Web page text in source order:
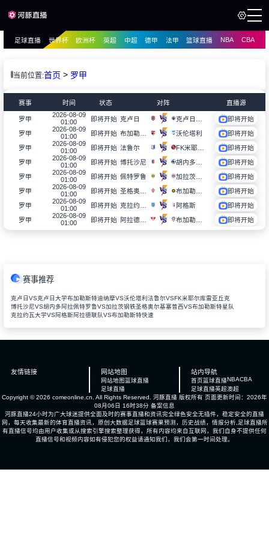
播
足球直播 世界杯 欧洲杯 英超 中超 德甲 法甲 篮球直播 NBA CBA
当前位置:首页 > 罗甲
赛事 时间 状态 对阵 直播源
罗甲
2026-08-09
01:00
即将开始 克卢日
即将开始
罗甲
2026-08-09
01:00
即将开始 沃伦塔利
即将开始
罗甲
2026-08-09
01:00
即将开始 法鲁尔
即将开始
罗甲
2026-08-09
01:00
即将开始 博托沙尼
即将开始
罗甲
2026-08-09
01:00
即将开始 佩特罗鲁
即将开始
罗甲
2026-08-09
01:00
即将开始
即将开始
罗甲
2026-08-09
01:00
即将开始 阿格斯
即将开始
罗甲
2026-08-09
01:00
即将开始 阿拉德联队 即将开始
赛事推荐
克卢日VS克卢日大学布加勒斯特迪纳摩VS沃伦塔利 法鲁尔VSFK米耶尔库雷亚丘克
博托沙尼VS胡内多阿拉佩特罗鲁VS加拉茨钢铁圣格奥尔基塞普西VS布加勒斯特星队
克拉约瓦大学VS阿格斯阿拉德联队VS布加勒斯特快速
友情链接 网站地图
网站地图篮球直播
足球直播
站内导航
首页篮球直播NBACBA
足球直播英超澳超
Copyright © 2026 comeonline.cn. All Rights Reserved. 河豚直播 版权所有 页面更新时间：2026年
08月06日 16时38分 备案信息
河豚直播24小时为广大球迷提供全面及时的赛事直播和资讯完全绿色安全无插件，稳定安全的直播
网，每天收集最新的体育直播资讯，原创大数据足球篮球赛果预测，历史战绩，情报分析,足球直播所
有直播信号均由用户收集或从搜索引擎搜索整理获得，所有内容均来自互联网，我们自身不提供任何
直播信号和视频内容如有侵犯您的权益请通知我们，我们会第一时间处理。